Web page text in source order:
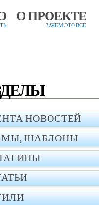
О ПРОЕКТЕ
ЗАЧЕМ ЭТО ВСЕ
НОВОСТЕЙ
ШАБЛОНЫ